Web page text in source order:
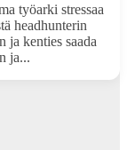
työarki stressaa
headhunterin
ja kenties saada
ja...